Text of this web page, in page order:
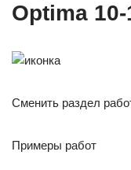
Optima 10-
Сменить раздел
Примеры работ